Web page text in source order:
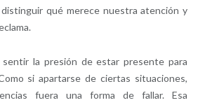
qué merece nuestra atención y
sentir la presión de estar presente para
si apartarse de ciertas situaciones,
fuera una forma de fallar. Esa